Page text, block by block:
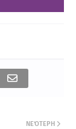
ΝΕΌΤΕΡΗ